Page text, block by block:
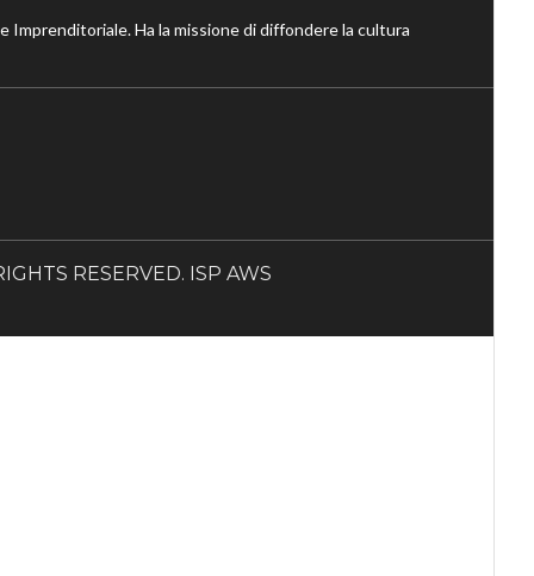
Ha la missione di diffondere la cultura
RESERVED. ISP AWS